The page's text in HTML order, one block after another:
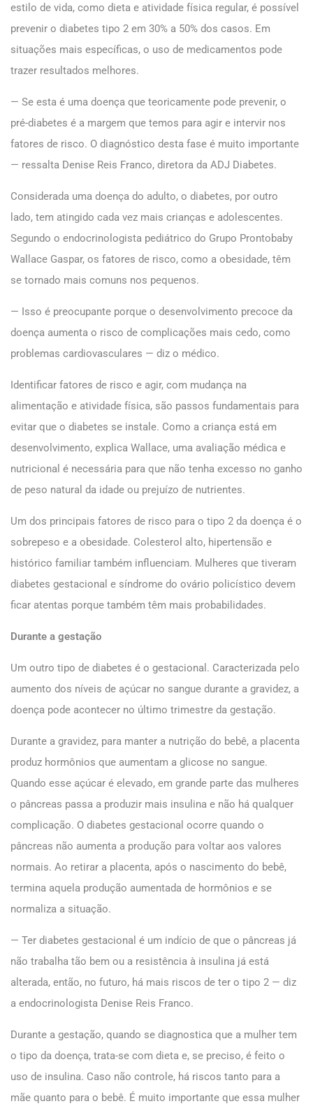
estilo de vida, como dieta e atividade física regular, é possível
prevenir o diabetes tipo 2 em 30% a 50% dos casos. Em
situações mais específicas, o uso de medicamentos pode
trazer resultados melhores.
— Se esta é uma doença que teoricamente pode prevenir, o
pré-diabetes é a margem que temos para agir e intervir nos
fatores de risco. O diagnóstico desta fase é muito importante
— ressalta Denise Reis Franco, diretora da ADJ Diabetes.
Considerada uma doença do adulto, o diabetes, por outro
lado, tem atingido cada vez mais crianças e adolescentes.
Segundo o endocrinologista pediátrico do Grupo Prontobaby
Wallace Gaspar, os fatores de risco, como a obesidade, têm
se tornado mais comuns nos pequenos.
— Isso é preocupante porque o desenvolvimento precoce da
doença aumenta o risco de complicações mais cedo, como
problemas cardiovasculares — diz o médico.
Identificar fatores de risco e agir, com mudança na
alimentação e atividade física, são passos fundamentais para
evitar que o diabetes se instale. Como a criança está em
desenvolvimento, explica Wallace, uma avaliação médica e
nutricional é necessária para que não tenha excesso no ganho
de peso natural da idade ou prejuízo de nutrientes.
Um dos principais fatores de risco para o tipo 2 da doença é o
sobrepeso e a obesidade. Colesterol alto, hipertensão e
histórico familiar também influenciam. Mulheres que tiveram
diabetes gestacional e síndrome do ovário policístico devem
ficar atentas porque também têm mais probabilidades.
Durante a gestação
Um outro tipo de diabetes é o gestacional. Caracterizada pelo
aumento dos níveis de açúcar no sangue durante a gravidez, a
doença pode acontecer no último trimestre da gestação.
Durante a gravidez, para manter a nutrição do bebê, a placenta
produz hormônios que aumentam a glicose no sangue.
Quando esse açúcar é elevado, em grande parte das mulheres
o pâncreas passa a produzir mais insulina e não há qualquer
complicação. O diabetes gestacional ocorre quando o
pâncreas não aumenta a produção para voltar aos valores
normais. Ao retirar a placenta, após o nascimento do bebê,
termina aquela produção aumentada de hormônios e se
normaliza a situação.
— Ter diabetes gestacional é um indício de que o pâncreas já
não trabalha tão bem ou a resistência à insulina já está
alterada, então, no futuro, há mais riscos de ter o tipo 2 — diz
a endocrinologista Denise Reis Franco.
Durante a gestação, quando se diagnostica que a mulher tem
o tipo da doença, trata-se com dieta e, se preciso, é feito o
uso de insulina. Caso não controle, há riscos tanto para a
mãe quanto para o bebê. É muito importante que essa mulher